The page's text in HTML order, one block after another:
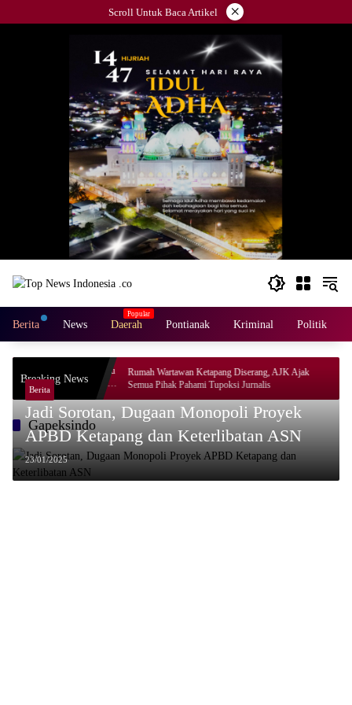
ke
Scroll Untuk Baca Artikel ×
Berita News Daerah Pontianak Kriminal Politik
Breaking News
di Balik
Rumah Wartawan Ketapang Diserang, AJK Ajak
Semua Pihak Pahami Tupoksi Jurnalis
Gapeksindo
Berita
Jadi Sorotan, Dugaan Monopoli Proyek
APBD Ketapang dan Keterlibatan ASN
23/01/2025